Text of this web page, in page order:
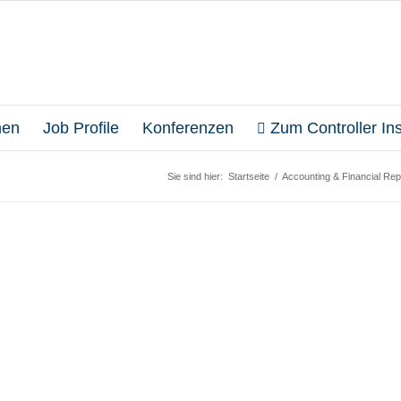
Job Profile Konferenzen Zum Controller
Sie sind hier: Startseite / Accounting & Financial